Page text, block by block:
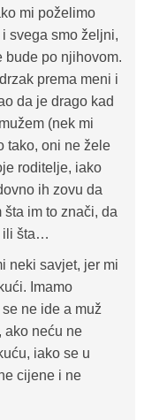
mi poželimo
svega smo željni,
bude po njihovom.
prema meni i
da je drago kad
(nek mi
tako, oni ne žele
roditelje, iako
ih zovu da
im to znači, da
ili šta…
neki savjet, jer mi
Imamo
ne ide a muž
ako neću ne
iako se u
cijene i ne